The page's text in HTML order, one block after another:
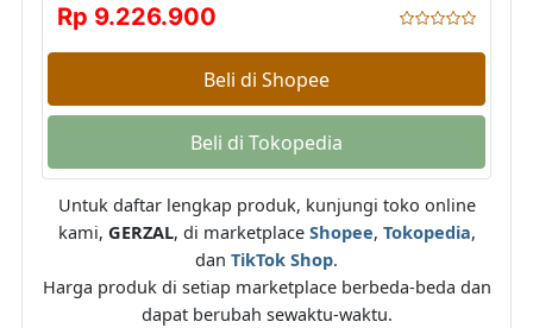
Rp 9.226.900
Beli di Shopee
Beli di Tokopedia
Untuk daftar lengkap produk, kunjungi toko online
kami, GERZAL, di marketplace Shopee, Tokopedia,
dan TikTok Shop.
Harga produk di setiap marketplace berbeda-beda dan
dapat berubah sewaktu-waktu.